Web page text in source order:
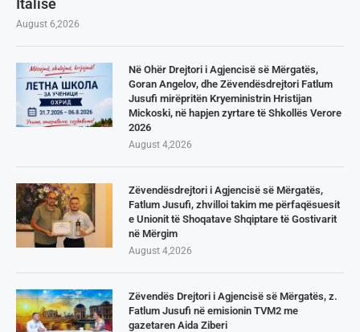
Italisë
August 6,2026
Në Ohër Drejtori i Agjencisë së Mërgatës,
Goran Angelov, dhe Zëvendësdrejtori Fatlum
Jusufi mirëpritën Kryeministrin Hristijan
Mickoski, në hapjen zyrtare të Shkollës Verore
2026
August 4,2026
Zëvendësdrejtori i Agjencisë së Mërgatës,
Fatlum Jusufi, zhvilloi takim me përfaqësuesit
e Unionit të Shoqatave Shqiptare të Gostivarit
në Mërgim
August 4,2026
Zëvendës Drejtori i Agjencisë së Mërgatës, z.
Fatlum Jusufi në emisionin TVM2 me
gazetaren Aida Ziberi